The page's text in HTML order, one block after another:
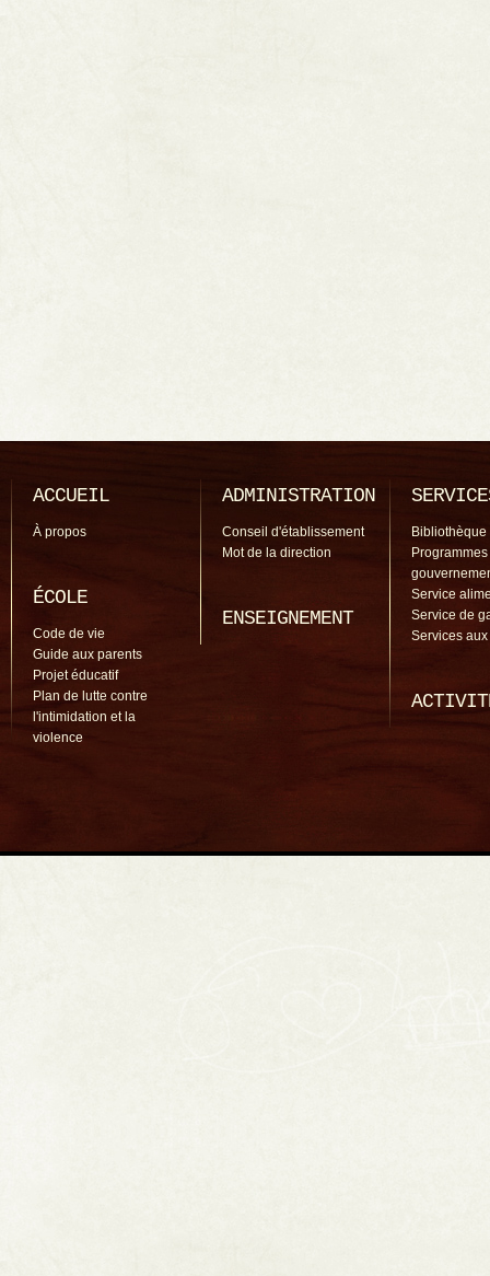
ACCUEIL
À propos
ÉCOLE
Code de vie
Guide aux parents
Projet éducatif
Plan de lutte contre
l'intimidation et la
violence
ADMINISTRATION
Conseil d'établissement
Mot de la direction
ENSEIGNEMENT
Bibliothèque
Programmes
Service
Service de
Services